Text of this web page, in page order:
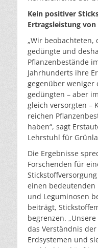
Kein positiver
Ertragsleistung von
„Wir beobachteten,
gedüngte und
Pflanzenbestände
Jahrhunderts ihre
gegenüber weniger
gedüngten – aber
gleich versorgten –
reichen
haben“, sagt
Lehrstuhl für
Die Ergebnisse
Forschenden für
einen bedeutenden
und Leguminosen
beiträgt,
begrenzen.
das Verständnis
Erdsystemen und